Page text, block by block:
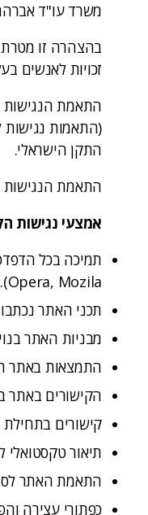
משרד עו"ד אברהם
בהצהרה זו
זכויות לאנשים
התקן הישראלי.
התאמת הנגישות
אמצעי נגישות
Opera, Mozila).
תכני האתר
מבניות האתר
התמצאות באתר
הקישורים באתר
קישורים
תיאור טקסטואלי
התאמת האתר
כפתורי עצירה